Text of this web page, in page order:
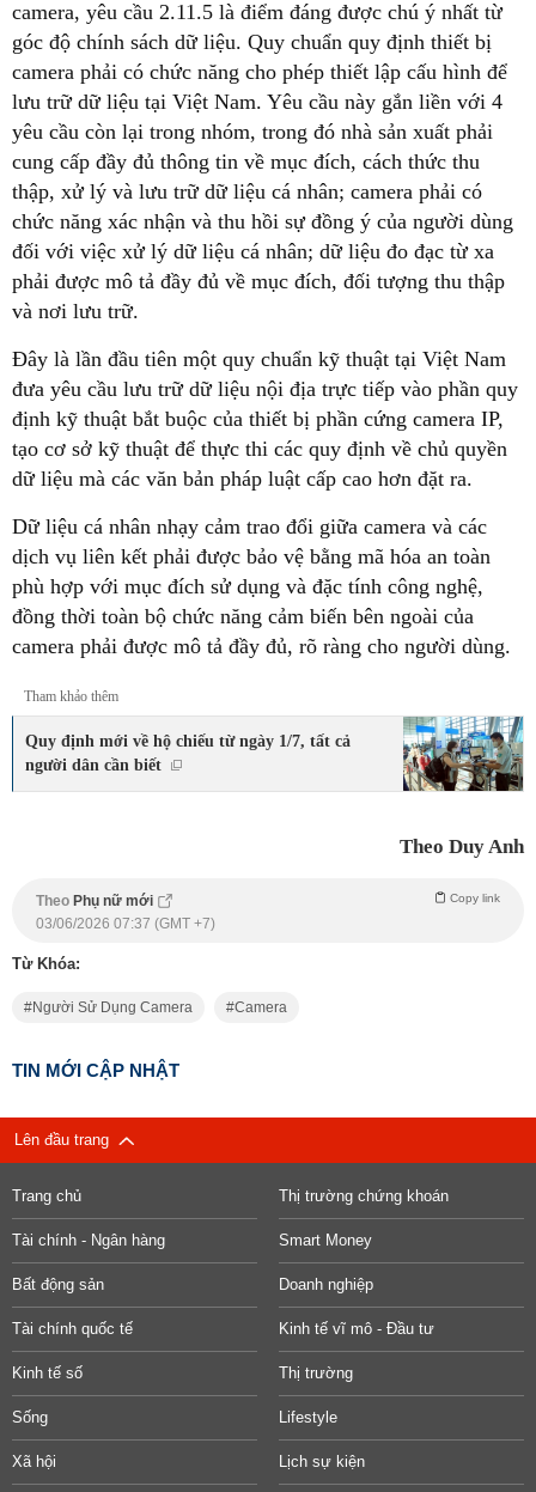
camera, yêu cầu 2.11.5 là điểm đáng được chú ý nhất từ
góc độ chính sách dữ liệu. Quy chuẩn quy định thiết bị
camera phải có chức năng cho phép thiết lập cấu hình để
lưu trữ dữ liệu tại Việt Nam. Yêu cầu này gắn liền với 4
yêu cầu còn lại trong nhóm, trong đó nhà sản xuất phải
cung cấp đầy đủ thông tin về mục đích, cách thức thu
thập, xử lý và lưu trữ dữ liệu cá nhân; camera phải có
chức năng xác nhận và thu hồi sự đồng ý của người dùng
đối với việc xử lý dữ liệu cá nhân; dữ liệu đo đạc từ xa
phải được mô tả đầy đủ về mục đích, đối tượng thu thập
và nơi lưu trữ.
Đây là lần đầu tiên một quy chuẩn kỹ thuật tại Việt Nam
đưa yêu cầu lưu trữ dữ liệu nội địa trực tiếp vào phần quy
định kỹ thuật bắt buộc của thiết bị phần cứng camera IP,
tạo cơ sở kỹ thuật để thực thi các quy định về chủ quyền
dữ liệu mà các văn bản pháp luật cấp cao hơn đặt ra.
Dữ liệu cá nhân nhạy cảm trao đổi giữa camera và các
dịch vụ liên kết phải được bảo vệ bằng mã hóa an toàn
phù hợp với mục đích sử dụng và đặc tính công nghệ,
đồng thời toàn bộ chức năng cảm biến bên ngoài của
camera phải được mô tả đầy đủ, rõ ràng cho người dùng.
Tham khảo thêm
Quy định mới về hộ chiếu từ ngày 1/7, tất cả
người dân cần biết
Theo Duy Anh
Theo Phụ nữ mới Copy link
03/06/2026 07:37 (GMT +7)
Từ Khóa:
Người Sử Dụng Camera Camera
TIN MỚI CẬP NHẬT
Lên đầu trang
Trang chủ Thị trường chứng khoán
Tài chính - Ngân hàng Smart Money
Bất động sản Doanh nghiệp
Tài chính quốc tế Kinh tế vĩ mô - Đầu tư
Kinh tế số Thị trường
Sống Lifestyle
Xã hội Lịch sự kiện